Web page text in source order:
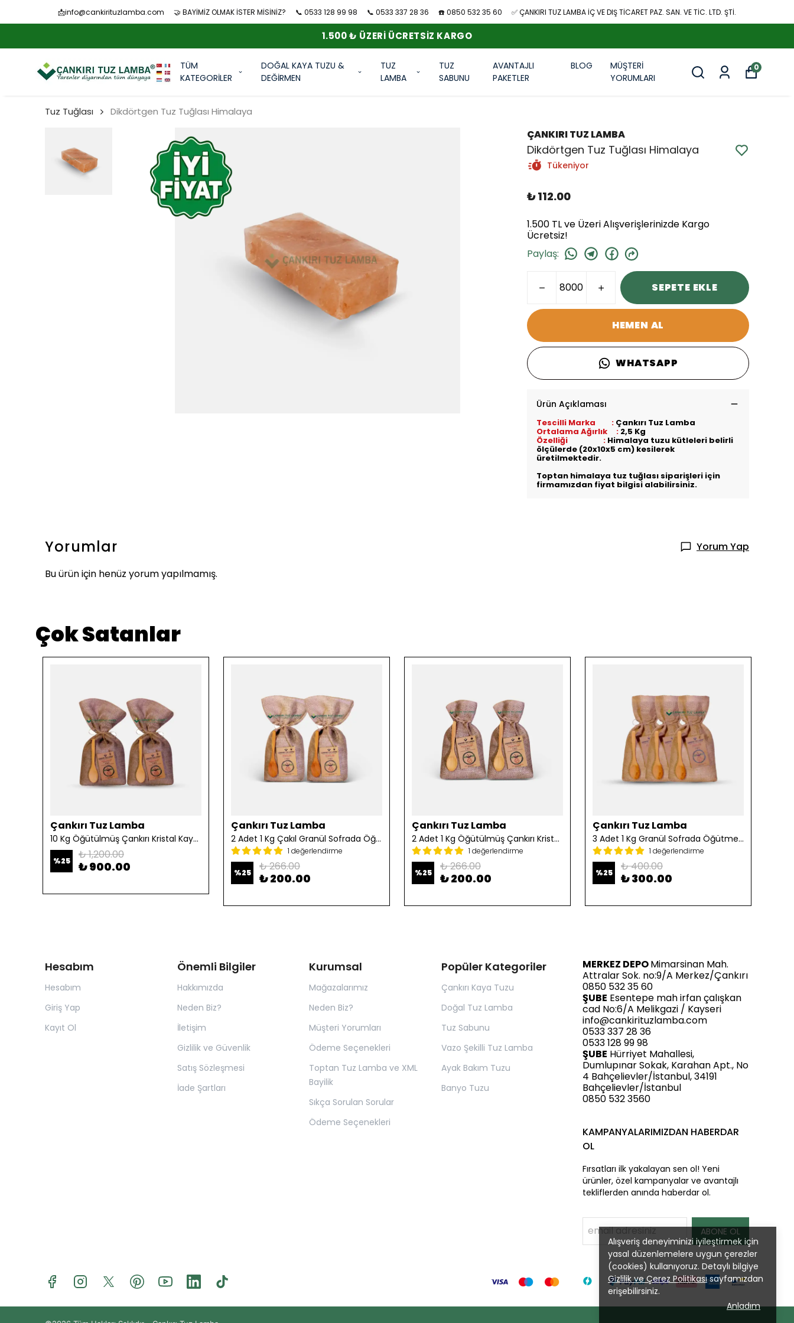
📩info@cankirituzlamba.com 🤝 BAYİMİZ OLMAK İSTER MİSİNİZ? 📞 0533 128 99 98 📞 0533 337 28 36 ☎️ 0850 532 35 60 ✅ ÇANKIRI TUZ LAMBA İÇ VE DIŞ TİCARET PAZ. SAN. VE TİC. LTD. ŞTİ.
1.500 ₺ ÜZERI ÜCRETSIZ KARGO
TÜM
KATEGORİLER
DOĞAL KAYA TUZU &
DEĞİRMEN
TUZ
LAMBA
TUZ
SABUNU
AVANTAJLI
PAKETLER
BLOG
MÜŞTERİ
YORUMLARI
0
Alışveriş deneyiminizi iyileştirmek için
yasal düzenlemelere uygun çerezler
(cookies) kullanıyoruz. Detaylı bilgiye
Gizlilik ve Çerez Politikasısayfamızdan
erişebilirsiniz.
Anladım
Tuz Tuğlası Dikdörtgen Tuz Tuğlası Himalaya
ÇANKIRI TUZ LAMBA
Dikdörtgen Tuz Tuğlası Himalaya
Tükeniyor
₺ 112.00
1.500 TL ve Üzeri Alışverişlerinizde Kargo
Ücretsiz!
Paylaş:
SEPETE EKLE
HEMEN AL
WHATSAPP
Ürün Açıklaması
Tescilli Marka : Çankırı Tuz Lamba
Ortalama Ağırlık : 2,5 Kg
Özelliği : Himalaya tuzu kütleleri belirli
ölçülerde (20x10x5 cm) kesilerek
üretilmektedir.
Toptan himalaya tuz tuğlası siparişleri için
firmamızdan fiyat bilgisi alabilirsiniz.
Yorumlar
Yorum Yap
Bu ürün için henüz yorum yapılmamış.
Çok Satanlar
Çankırı Tuz Lamba
10 Kg Öğütülmüş Çankırı Kristal Kaya Tuzu
%25 ₺ 1,200.00
₺ 900.00
Çankırı Tuz Lamba
2 Adet 1 Kg Çakıl Granül Sofrada Öğütme Tuzu
1 değerlendirme
%25 ₺ 266.00
₺ 200.00
Çankırı Tuz Lamba
2 Adet 1 Kg Öğütülmüş Çankırı Kristal Kaya Tuzu
1 değerlendirme
%25 ₺ 266.00
₺ 200.00
Çankırı Tuz Lamba
3 Adet 1 Kg Granül Sofrada Öğütme Tuzu
1 değerlendirme
%25 ₺ 400.00
₺ 300.00
Hesabım
Hesabım
Giriş Yap
Kayıt Ol
Önemli Bilgiler
Hakkımızda
Neden Biz?
İletişim
Gizlilik ve Güvenlik
Satış Sözleşmesi
İade Şartları
Kurumsal
Mağazalarımız
Neden Biz?
Müşteri Yorumları
Ödeme Seçenekleri
Toptan Tuz Lamba ve XML
Bayilik
Sıkça Sorulan Sorular
Ödeme Seçenekleri
Popüler Kategoriler
Çankırı Kaya Tuzu
Doğal Tuz Lamba
Tuz Sabunu
Vazo Şekilli Tuz Lamba
Ayak Bakım Tuzu
Banyo Tuzu
MERKEZ DEPOMimarsinan Mah.
Attralar Sok. no:9/A Merkez/Çankırı
0850 532 35 60
ŞUBE Esentepe mah irfan çalışkan
cad No:6/A Melikgazi / Kayseri
info@cankirituzlamba.com
0533 337 28 36
0533 128 99 98
ŞUBE Hürriyet Mahallesi,
Dumlupınar Sokak, Karahan Apt., No
4 Bahçelievler/İstanbul, 34191
Bahçelievler/İstanbul
0850 532 3560
KAMPANYALARIMIZDAN HABERDAR
OL
Fırsatları ilk yakalayan sen ol! Yeni
ürünler, özel kampanyalar ve avantajlı
tekliflerden anında haberdar ol.
ABONE OL